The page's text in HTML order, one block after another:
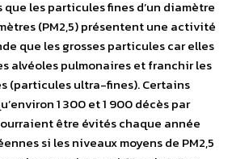
que les particules fines d’un diamètre
(PM2,5) présentent une activité
que les grosses particules car elles
alvéoles pulmonaires et franchir les
(particules ultra-fines). Certains
1 300 et 1 900 décès par
être évités chaque année
si les niveaux moyens de PM2,5